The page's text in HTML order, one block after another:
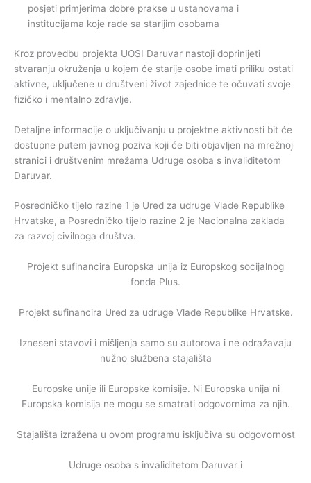
posjeti primjerima dobre prakse u ustanovama i
institucijama koje rade sa starijim osobama
Kroz provedbu projekta UOSI Daruvar nastoji doprinijeti
stvaranju okruženja u kojem će starije osobe imati priliku ostati
aktivne, uključene u društveni život zajednice te očuvati svoje
fizičko i mentalno zdravlje.
Detaljne informacije o uključivanju u projektne aktivnosti bit će
dostupne putem javnog poziva koji će biti objavljen na mrežnoj
stranici i društvenim mrežama Udruge osoba s invaliditetom
Daruvar.
Posredničko tijelo razine 1 je Ured za udruge Vlade Republike
Hrvatske, a Posredničko tijelo razine 2 je Nacionalna zaklada
za razvoj civilnoga društva.
Projekt sufinancira Europska unija iz Europskog socijalnog
fonda Plus.
Projekt sufinancira Ured za udruge Vlade Republike Hrvatske.
Izneseni stavovi i mišljenja samo su autorova i ne odražavaju
nužno službena stajališta
Europske unije ili Europske komisije. Ni Europska unija ni
Europska komisija ne mogu se smatrati odgovornima za njih.
Stajališta izražena u ovom programu isključiva su odgovornost
Udruge osoba s invaliditetom Daruvar i